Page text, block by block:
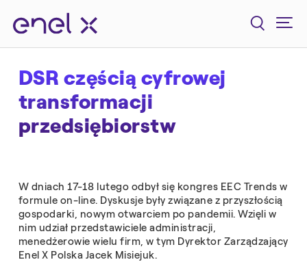
DSR częścią cyfrowej
transformacji
przedsiębiorstw
W dniach 17-18 lutego odbył się kongres EEC Trends w
formule on-line. Dyskusje były związane z przyszłością
gospodarki, nowym otwarciem po pandemii. Wzięli w
nim udział przedstawiciele administracji,
menedżerowie wielu firm, w tym Dyrektor Zarządzający
Enel X Polska Jacek Misiejuk.